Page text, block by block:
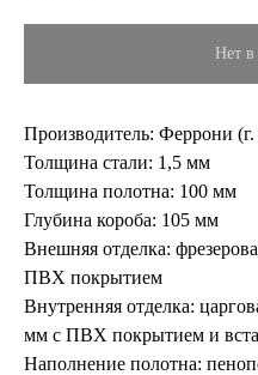
Нет
Производитель: Феррони
Толщина стали: 1,5 мм
Толщина полотна: 100 мм
Глубина короба: 105 мм
Внешняя отделка:
ПВХ покрытием
Внутренняя отделка:
мм с ПВХ покрытием и
Наполнение полотна: